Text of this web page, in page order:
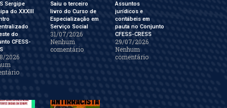
Sergipe
do XXXIII
do
CFESS-
2026
Saiu o terceiro
livro do Curso de
Especialização em
Serviço Social
31/07/2026
Nenhum
comentário
Assuntos
jurídicos e
contábeis em
pauta no Conjunto
CFESS-CRESS
29/07/2026
Nenhum
comentário